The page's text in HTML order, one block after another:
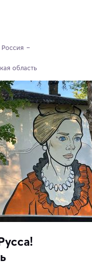
Россия
область